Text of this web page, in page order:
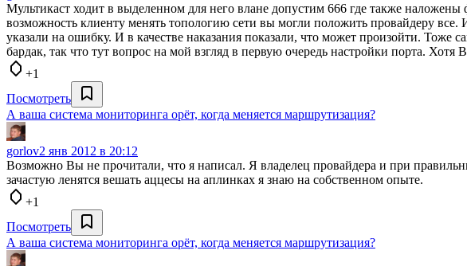
Мультикаст ходит в выделенном для него влане допустим 666 где также
возможность клиенту менять топологию сети вы могли положить провайдеру
указали на ошибку. И в качестве наказания показали, что может произойти.
бардак, так что тут вопрос на мой взгляд в первую очередь настройки порта.
+1
Посмотреть
А ваша система мониторинга орёт, когда меняется маршрутизация?
gorlov2 янв 2012 в 20:12
Возможно Вы не прочитали, что я написал. Я владелец провайдера и при
зачастую ленятся вешать аццесы на аплинках я знаю на собственном опыте.
+1
Посмотреть
А ваша система мониторинга орёт, когда меняется маршрутизация?